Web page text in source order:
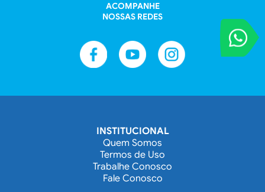
VOCÊ
Entre em
ACOMPANHE
NOSSAS REDES
INSTITUCIONAL
Quem Somos
Termos de Uso
Trabalhe Conosco
Fale Conosco